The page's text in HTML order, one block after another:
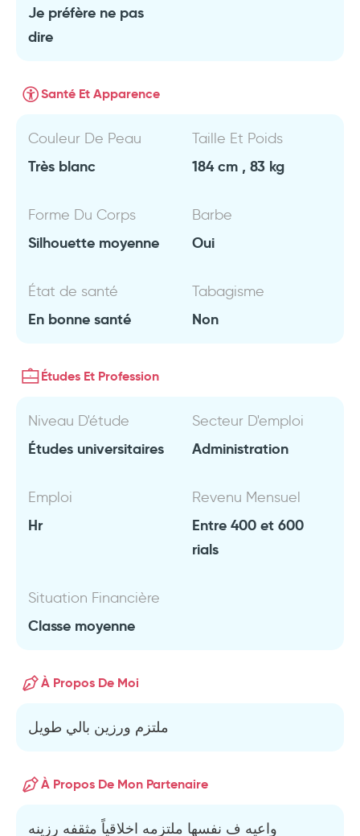
Je préfère ne pas
dire
Santé Et Apparence
Couleur De Peau
Très blanc
Taille Et Poids
184 cm , 83 kg
Forme Du Corps
Silhouette moyenne
Barbe
Oui
État de santé
En bonne santé
Tabagisme
Non
Études Et Profession
Niveau D'étude
Études universitaires
Secteur D'emploi
Administration
Emploi
Hr
Revenu Mensuel
Entre 400 et 600
rials
Situation Financière
Classe moyenne
À Propos De Moi
ملتزم ورزين بالي طويل
À Propos De Mon Partenaire
واعيه ف نفسها ملتزمه اخلاقياً مثقفه رزينه